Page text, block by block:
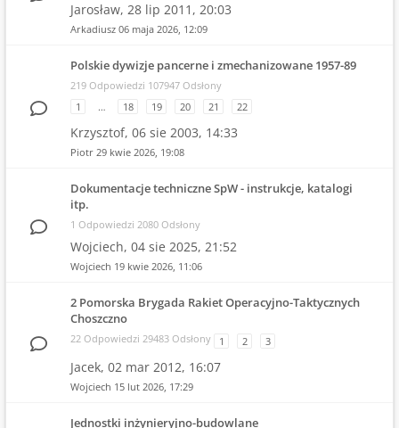
Jarosław, 28 lip 2011, 20:03
Arkadiusz 06 maja 2026, 12:09
Polskie dywizje pancerne i zmechanizowane 1957-89
219 Odpowiedzi 107947 Odsłony
1
… 18 19 20 21 22
Krzysztof, 06 sie 2003, 14:33
Piotr 29 kwie 2026, 19:08
Dokumentacje techniczne SpW - instrukcje, katalogi
itp.
1 Odpowiedzi 2080 Odsłony
Wojciech, 04 sie 2025, 21:52
Wojciech 19 kwie 2026, 11:06
2 Pomorska Brygada Rakiet Operacyjno-Taktycznych
Choszczno
22 Odpowiedzi 29483 Odsłony 1 2 3
Jacek, 02 mar 2012, 16:07
Wojciech 15 lut 2026, 17:29
Jednostki inżynieryjno-budowlane